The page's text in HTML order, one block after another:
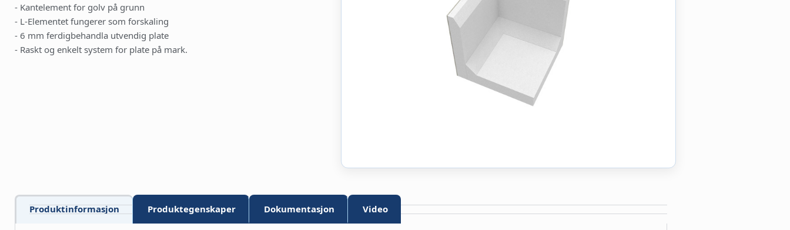
- Kantelement for golv på grunn
- L-Elementet fungerer som forskaling
- 6 mm ferdigbehandla utvendig plate
- Raskt og enkelt system for plate på mark.
Produktinformasjon Produktegenskaper Dokumentasjon Video